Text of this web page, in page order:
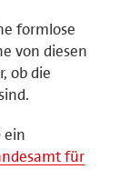
formlose
von diesen
ob die
ein
für